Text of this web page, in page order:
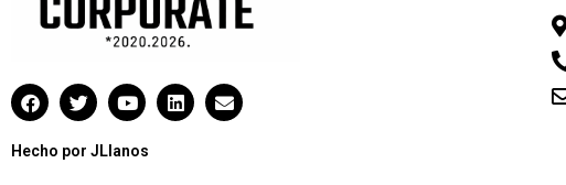
Hecho por JLlanos